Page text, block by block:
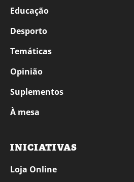
Educação
Desporto
Temáticas
Opinião
Suplementos
À mesa
INICIATIVAS
Loja Online